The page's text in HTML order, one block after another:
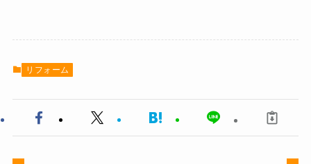
リフォーム